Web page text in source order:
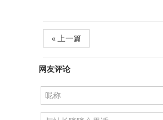
« 上一篇
网友评论